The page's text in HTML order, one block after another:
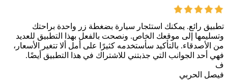
تطبيق رائع. يمكنك استئجار سيارة بضغطة زر واحدة براحتك
وتسليمها إلى موقعك الخاص. ونصحت بالفعل بهذا التطبيق للعديد
من الأصدقاء. بالتأكيد سأستخدمه كثيرًا على أمل ألا تتغير الأسعار،
فهي أحد الجوانب التي جذبتني للاشتراك في هذا التطبيق أيضًا.
ف
فيصل الحربي